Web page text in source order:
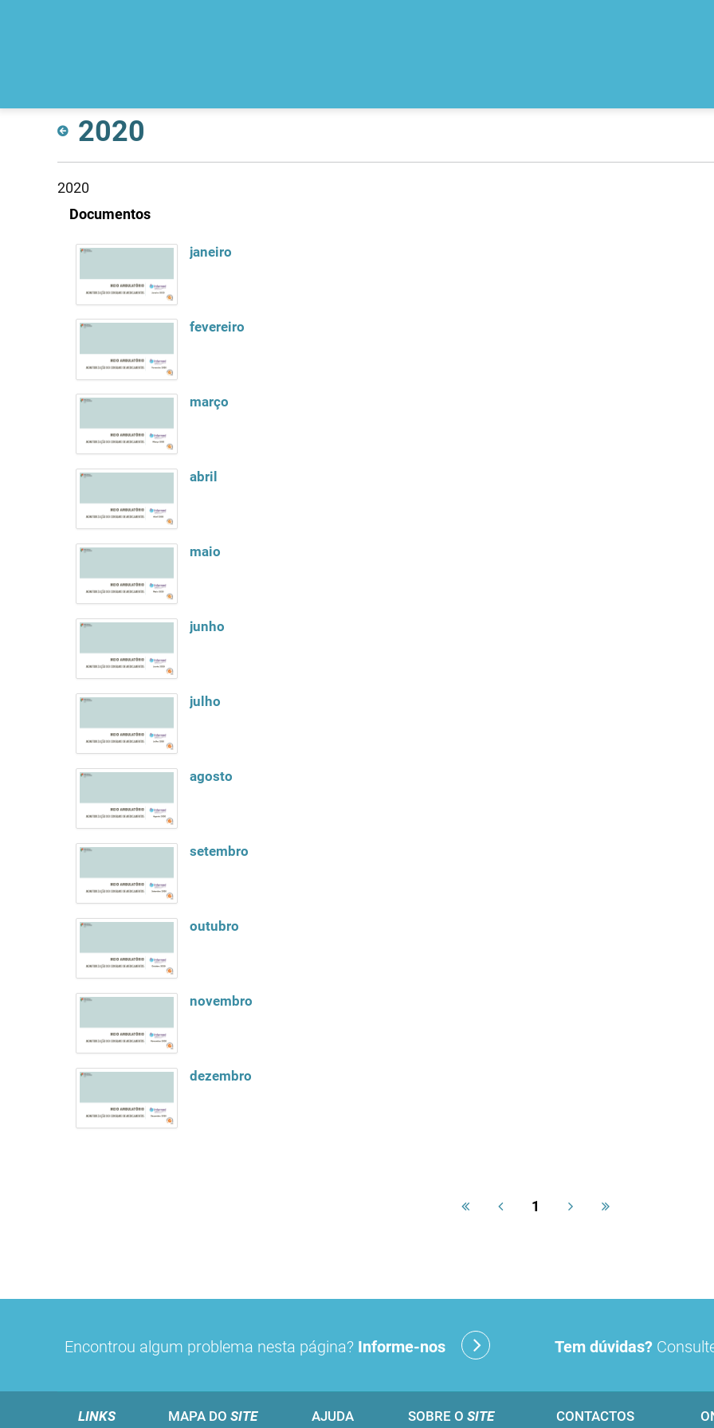
2020
2020
Documentos
janeiro
fevereiro
março
abril
maio
junho
julho
agosto
setembro
outubro
novembro
dezembro
1
Encontrou algum problema nesta página? Informe-nos Tem dúvidas?
LINKS MAPA DO SITE AJUDA SOBRE O SITE CONTACTOS